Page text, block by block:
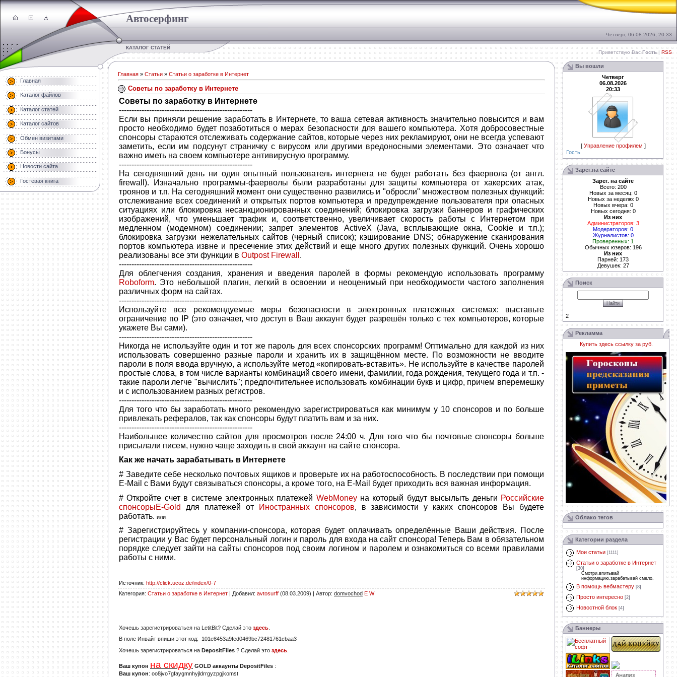
Автосерфинг
Четверг, 06.08.2026, 20:33
КАТАЛОГ СТАТЕЙ
Приветствую Вас Гость | RSS
Главная
Каталог файлов
Каталог статей
Каталог сайтов
Обмен визитами
Бонусы
Новости сайта
Гостевая книга
Главная » Статьи » Статьи о заработке в Интернет
Советы по заработку в Интернете
Советы по заработку в Интернете
-----------------------------------------------------
Если вы приняли решение заработать в Интернете, то ваша сетевая активность значительно повысится и вам
просто необходимо будет позаботиться о мерах безопасности для вашего компьютера. Хотя добросовестные
спонсоры стараются отслеживать содержание сайтов, которые через них рекламируют, они не всегда успевают
заметить, если им подсунут страничку с вирусом или другими вредоносными элементами. Это означает что
важно иметь на своем компьютере антивирусную программу.
-----------------------------------------------------
На сегодняшний день ни один опытный пользователь интернета не будет работать без фаервола (от англ.
firewall). Изначально программы-фаерволы были разработаны для защиты компьютера от хакерских атак,
троянов и т.п. На сегодняшний момент они существенно развились и "обросли" множеством полезных функций:
отслеживание всех соединений и открытых портов компьютера и предупреждение пользователя при опасных
ситуациях или блокировка несанкционированных соединений; блокировка загрузки баннеров и графических
изображений, что уменьшает трафик и, соответственно, увеличивает скорость работы с Интернетом при
медленном (модемном) соединении; запрет элементов ActiveX (Java, всплывающие окна, Cookie и т.п.);
блокировка загрузки нежелательных сайтов (черный список); кэширование DNS; обнаружение сканирования
портов компьютера извне и пресечение этих действий и еще много других полезных функций. Очень хорошо
реализованы все эти функции в Outpost Firewall .
-----------------------------------------------------
Для облегчения создания, хранения и введения паролей в формы рекомендую использовать программу
Roboform. Это небольшой плагин, легкий в освоении и неоценимый при необходимости частого заполнения
различных форм на сайтах.
-----------------------------------------------------
Используйте все рекомендуемые меры безопасности в электронных платежных системах: выставьте
ограничение по IP (это означает, что доступ в Ваш аккаунт будет разрешён только с тех компьютеров, которые
укажете Вы сами).
-----------------------------------------------------
Никогда не используйте один и тот же пароль для всех спонсорских программ! Оптимально для каждой из них
использовать совершенно разные пароли и хранить их в защищённом месте. По возможности не вводите
пароли в поля ввода вручную, а используйте метод «копировать-вставить». Не используйте в качестве паролей
простые слова, в том числе варианты комбинаций своего имени, фамилии, года рождения, текущего года и т.п. -
такие пароли легче "вычислить"; предпочтительнее использовать комбинации букв и цифр, причем вперемешку
и с использованием разных регистров.
-----------------------------------------------------
Для того что бы заработать много рекомендую зарегистрироваться как минимум у 10 спонсоров и по больше
привлекать рефералов, так как спонсоры будут платить вам и за них.
-----------------------------------------------------
Наибольшее количество сайтов для просмотров после 24:00 ч. Для того что бы почтовые спонсоры больше
присылали писем, нужно чаще заходить в свой аккаунт на сайте спонсора.
Как же начать зарабатывать в Интернете
# Заведите себе несколько почтовых ящиков и проверьте их на работоспособность. В последствии при помощи
E-Mail с Вами будут связываться спонсоры, а кроме того, на E-Mail будет приходить вся важная информация.
# Откройте счет в системе электронных платежей WebMoneyна который будут высылыть деньги Российские
спонсорыE-Gold для платежей от Иностранных спонсоров, в зависимости у каких спонсоров Вы будете
работать. или
# Зарегистрируйтесь у компании-спонсора, которая будет оплачивать определённые Ваши действия. После
регистрации у Вас будет персональный логин и пароль для входа на сайт спонсора! Теперь Вам в обязательном
порядке следует зайти на сайты спонсоров под своим логином и паролем и ознакомиться со всеми правилами
работы с ними.
Источник: http://click.ucoz.de/index/0-7
Категория: Статьи о заработке в Интернет | Добавил: avtosurff (08.03.2009) | Автор: domvochod E W
Хочешь зарегистрироваться на LetitBit? Сделай это здесь
В поле Инвайт впиши этот код: 101e8453a9fed0469bc72481761cbaa3
Хочешь зарегистрироваться на DepositFiles ? Сделай это здесь
Ваш купон на скидку GOLD аккаунты DepositFiles :
Ваш купон: oo8jvo7gfaygmnhyjldrrgyzpgjkomst
Вы вошли
Четверг
06.08.2026
20:33
[ Управление профилем ]
Гость
Зарег.на сайте
Зарег. на сайте
Всего: 200
Новых за месяц: 0
Новых за неделю: 0
Новых вчера: 0
Новых сегодня: 0
Из них
Администраторов: 3
Модераторов: 0
Журналистов: 0
Проверенных: 1
Обычных юзеров: 196
Из них
Парней: 173
Девушек: 27
Поиск
2
Рекламма
Купить здесь ссылку за руб.
Облако тегов
Категории раздела
Мои статьи [1111]
Статьи о заработке в Интернет
[30]
Смотри,впитывай
информацию,зарабатывай смело.
В помощь вебмастеру [8]
Просто интересно [2]
Новостной блок [4]
Баннеры